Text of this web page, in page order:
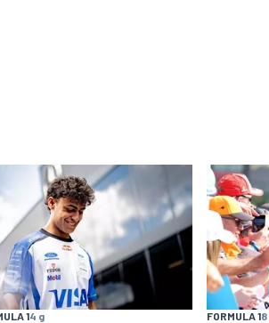
14 g FORMULA 18